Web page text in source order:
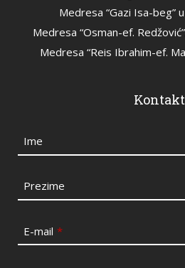
Medresa “Gazi Isa-beg”
Medresa “Osman-ef.
Medresa “Reis Ibrahim-ef.
Kontakt
Ime
Prezime
E-mail *